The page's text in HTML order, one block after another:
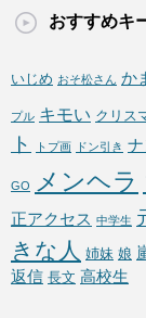
おすすめキ
いじめ おそ松さん か
プル キモい クリス
ト
トプ画 ドン引き
GO メンヘラ
正アクセス 中学生
きな人 姉妹 娘
返信 長文 高校生